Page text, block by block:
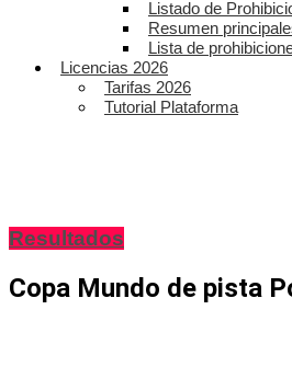
Listado de
Resumen
Lista de
Licencias 2026
Tarifas 2026
Tutorial Plataforma
Resultados
Copa Mundo de pista